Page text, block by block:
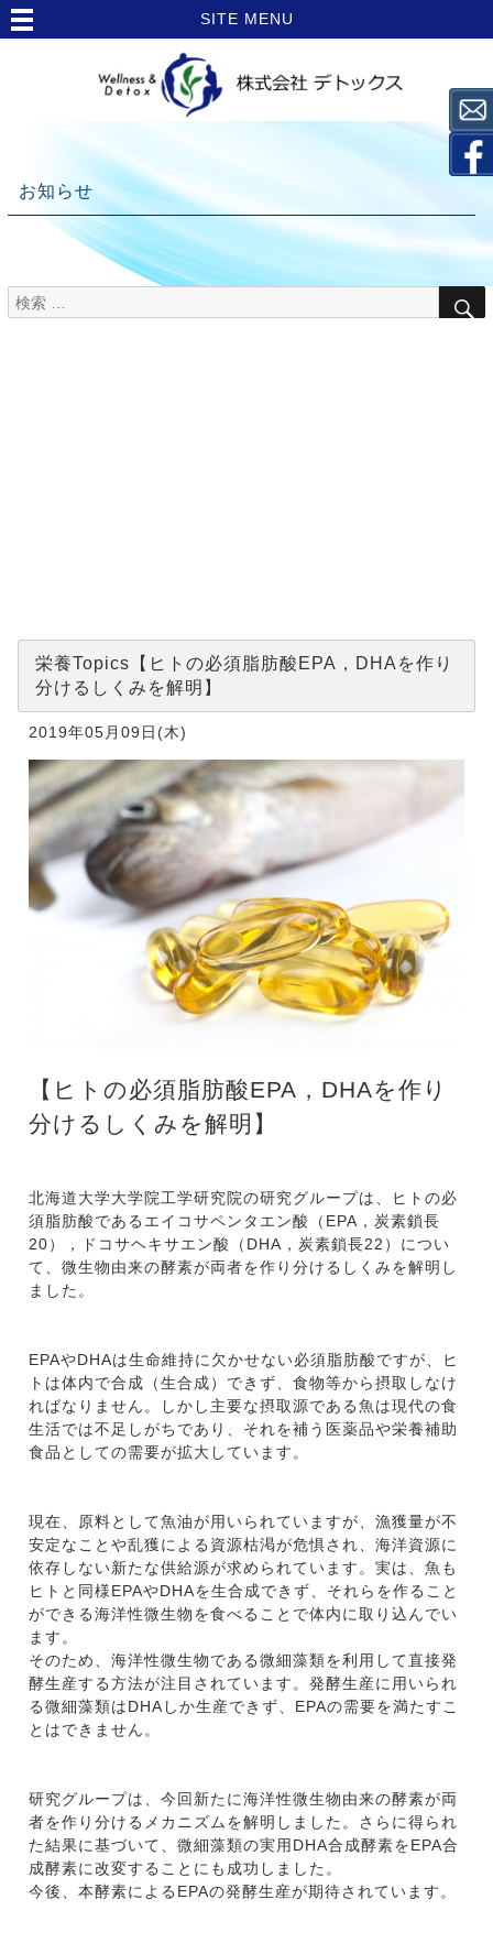
SITE MENU
お知らせ
検
索
TOP
栄養Topics【ヒトの必須脂肪酸EPA，DHAを作り
分けるしくみを解明】
2019年05月09日(木)
【ヒトの必須脂肪酸EPA，DHAを作り
分けるしくみを解明】
北海道大学大学院工学研究院の研究グループは、ヒトの必
須脂肪酸であるエイコサペンタエン酸（EPA，炭素鎖長
20），ドコサヘキサエン酸（DHA，炭素鎖長22）につい
て、微生物由来の酵素が両者を作り分けるしくみを解明し
ました。
EPAやDHAは生命維持に欠かせない必須脂肪酸ですが、ヒ
トは体内で合成（生合成）できず、食物等から摂取しなけ
ればなりません。しかし主要な摂取源である魚は現代の食
生活では不足しがちであり、それを補う医薬品や栄養補助
食品としての需要が拡大しています。
現在、原料として魚油が用いられていますが、漁獲量が不
安定なことや乱獲による資源枯渇が危惧され、海洋資源に
依存しない新たな供給源が求められています。実は、魚も
ヒトと同様EPAやDHAを生合成できず、それらを作ること
ができる海洋性微生物を食べることで体内に取り込んでい
ます。
そのため、海洋性微生物である微細藻類を利用して直接発
酵生産する方法が注目されています。発酵生産に用いられ
る微細藻類はDHAしか生産できず、EPAの需要を満たすこ
とはできません。
研究グループは、今回新たに海洋性微生物由来の酵素が両
者を作り分けるメカニズムを解明しました。さらに得られ
た結果に基づいて、微細藻類の実用DHA合成酵素をEPA合
成酵素に改変することにも成功しました。
今後、本酵素によるEPAの発酵生産が期待されています。